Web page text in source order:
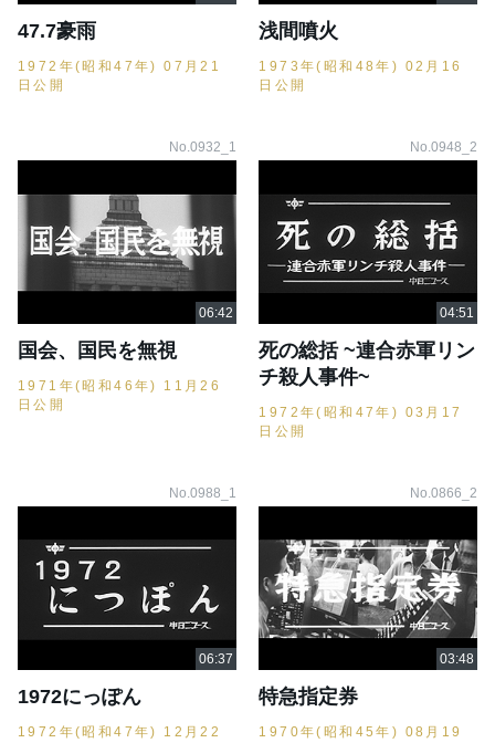
47.7豪雨
1972年(昭和47年) 07月21
日公開
浅間噴火
1973年(昭和48年) 02月16
日公開
No.0932_1
国会、国民を無視
1971年(昭和46年) 11月26
日公開
No.0948_2
死の総括 ~連合赤軍リン
チ殺人事件~
1972年(昭和47年) 03月17
日公開
No.0988_1
1972にっぽん
1972年(昭和47年) 12月22
No.0866_2
特急指定券
1970年(昭和45年) 08月19